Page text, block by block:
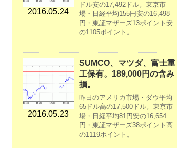
2016.05.24
ドル安の17,492ドル。東京市
場・日経平均155円安の16,498
円・東証マザーズ13ポイント安
の1105ポイント。
2016.05.23
SUMCO、マツダ、富士重
工保有。189,000円の含み
損。
昨日のアメリカ市場・ダウ平均
65ドル高の17,500ドル。東京市
場・日経平均81円安の16,654
円・東証マザーズ38ポイント高
の1119ポイント。